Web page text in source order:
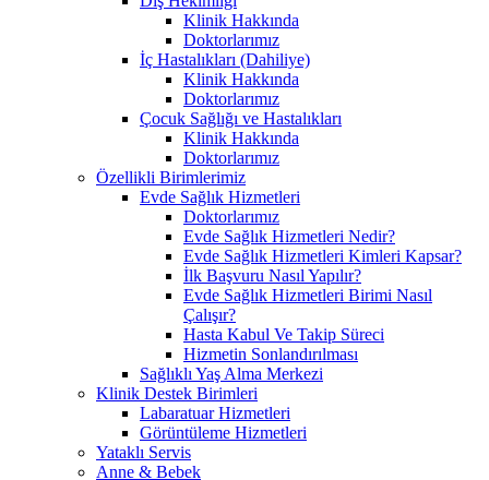
Klinik Hakkında
Doktorlarımız
İç Hastalıkları (Dahiliye)
Klinik Hakkında
Doktorlarımız
Çocuk Sağlığı ve Hastalıkları
Klinik Hakkında
Doktorlarımız
Özellikli Birimlerimiz
Evde Sağlık Hizmetleri
Doktorlarımız
Evde Sağlık Hizmetleri Nedir?
Evde Sağlık Hizmetleri Kimleri Kapsar?
İlk Başvuru Nasıl Yapılır?
Evde Sağlık Hizmetleri Birimi Nasıl
Çalışır?
Hasta Kabul Ve Takip Süreci
Hizmetin Sonlandırılması
Sağlıklı Yaş Alma Merkezi
Klinik Destek Birimleri
Labaratuar Hizmetleri
Görüntüleme Hizmetleri
Yataklı Servis
Anne & Bebek